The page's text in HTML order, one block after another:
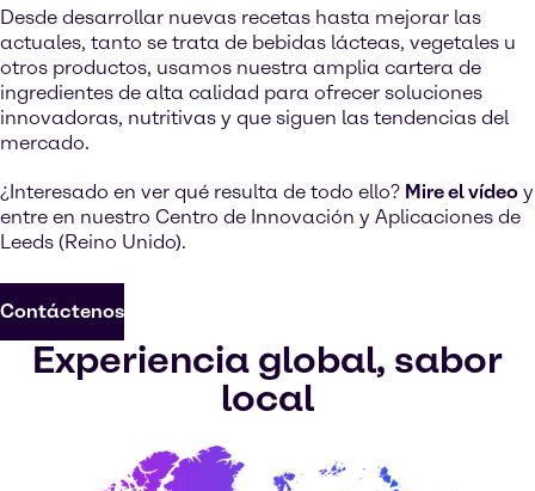
Desde desarrollar nuevas recetas hasta mejorar las
actuales, tanto se trata de bebidas lácteas, vegetales u
otros productos, usamos nuestra amplia cartera de
ingredientes de alta calidad para ofrecer soluciones
innovadoras, nutritivas y que siguen las tendencias del
mercado.
¿Interesado en ver qué resulta de todo ello? Mire el vídeo y
entre en nuestro Centro de Innovación y Aplicaciones de
Leeds (Reino Unido).
Contáctenos
Experiencia global, sabor
local